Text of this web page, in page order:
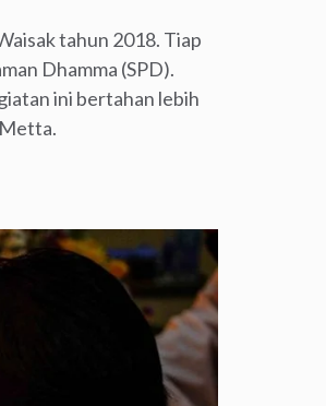
tahun 2018. Tiap
Dhamma (SPD).
ini bertahan lebih